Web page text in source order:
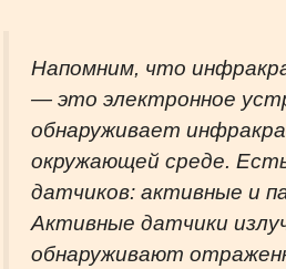
Напомним, что
— это электронное
обнаруживает
окружающей среде.
датчиков: активные и
Активные датчики
обнаруживают